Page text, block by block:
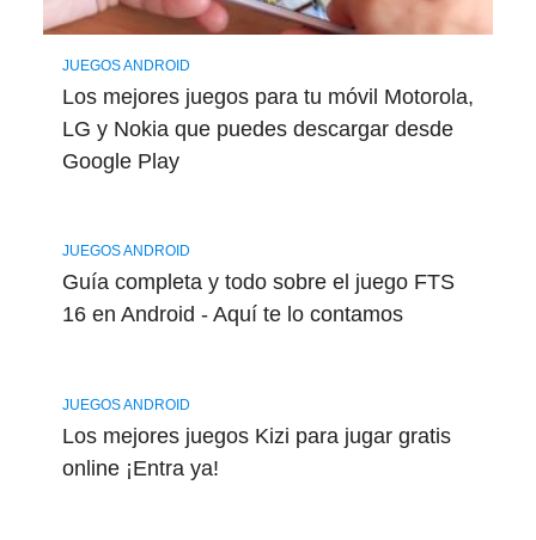
JUEGOS ANDROID
Los mejores juegos para tu móvil Motorola,
LG y Nokia que puedes descargar desde
Google Play
JUEGOS ANDROID
Guía completa y todo sobre el juego FTS
16 en Android - Aquí te lo contamos
JUEGOS ANDROID
Los mejores juegos Kizi para jugar gratis
online ¡Entra ya!